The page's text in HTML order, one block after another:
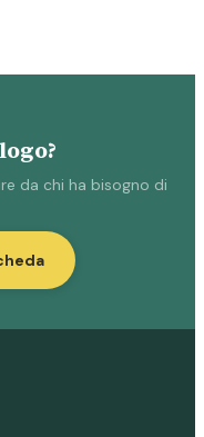
da chi ha bisogno di